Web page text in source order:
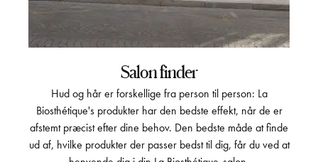
Salon finder
Hud og hår er forskellige fra person til person: La
Biosthétique's produkter har den bedste effekt, når de er
afstemt præcist efter dine behov. Den bedste måde at finde
ud af, hvilke produkter der passer bedst til dig, får du ved at